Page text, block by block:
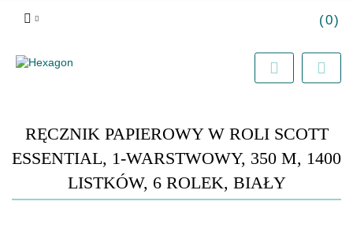
Zaloguj się
Zarejestruj się
(0)
RĘCZNIK PAPIEROWY W ROLI SCOTT
ESSENTIAL, 1-WARSTWOWY, 350 M, 1400
LISTKÓW, 6 ROLEK, BIAŁY